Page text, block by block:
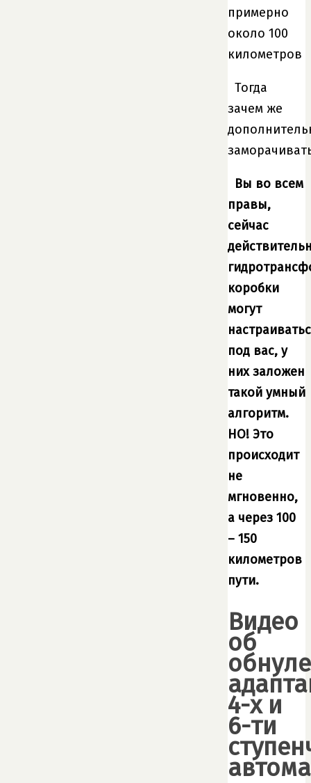
примерно
около 100
километров
Тогда
зачем же
Вы во всем
правы,
сейчас
коробки
могут
под вас, у
них заложен
такой умный
алгоритм.
НО! Это
происходит
не
мгновенно,
а через 100
– 150
километров
пути.
Видео
об
4-х и
6-ти